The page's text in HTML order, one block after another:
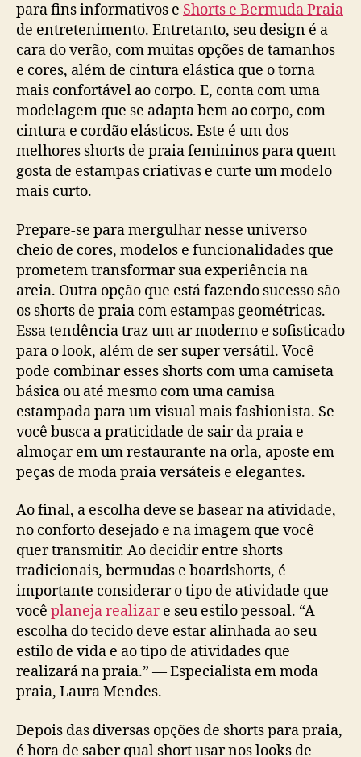
para fins informativos e Shorts e Bermuda Praia
de entretenimento. Entretanto, seu design é a
cara do verão, com muitas opções de tamanhos
e cores, além de cintura elástica que o torna
mais confortável ao corpo. E, conta com uma
modelagem que se adapta bem ao corpo, com
cintura e cordão elásticos. Este é um dos
melhores shorts de praia femininos para quem
gosta de estampas criativas e curte um modelo
mais curto.
Prepare-se para mergulhar nesse universo
cheio de cores, modelos e funcionalidades que
prometem transformar sua experiência na
areia. Outra opção que está fazendo sucesso são
os shorts de praia com estampas geométricas.
Essa tendência traz um ar moderno e sofisticado
para o look, além de ser super versátil. Você
pode combinar esses shorts com uma camiseta
básica ou até mesmo com uma camisa
estampada para um visual mais fashionista. Se
você busca a praticidade de sair da praia e
almoçar em um restaurante na orla, aposte em
peças de moda praia versáteis e elegantes.
Ao final, a escolha deve se basear na atividade,
no conforto desejado e na imagem que você
quer transmitir. Ao decidir entre shorts
tradicionais, bermudas e boardshorts, é
importante considerar o tipo de atividade que
você planeja realizare seu estilo pessoal. “A
escolha do tecido deve estar alinhada ao seu
estilo de vida e ao tipo de atividades que
realizará na praia.” — Especialista em moda
praia, Laura Mendes.
Depois das diversas opções de shorts para praia,
é hora de saber qual short usar nos looks de